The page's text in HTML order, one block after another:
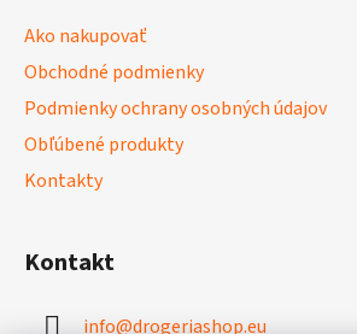
Ako nakupovať
Obchodné podmienky
Podmienky ochrany osobných údajov
Obľúbené produkty
Kontakty
Kontakt
info@drogeriashop.eu